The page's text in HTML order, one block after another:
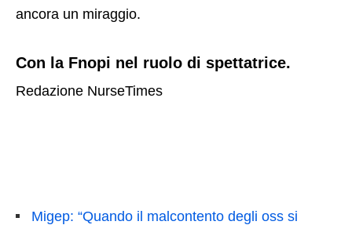
ancora un miraggio.
Con la Fnopi nel ruolo di spettatrice.
Redazione NurseTimes
Migep: “Quando il malcontento degli oss si